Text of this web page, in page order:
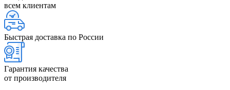
всем клиентам
Быстрая доставка по России
Гарантия качества
от производителя